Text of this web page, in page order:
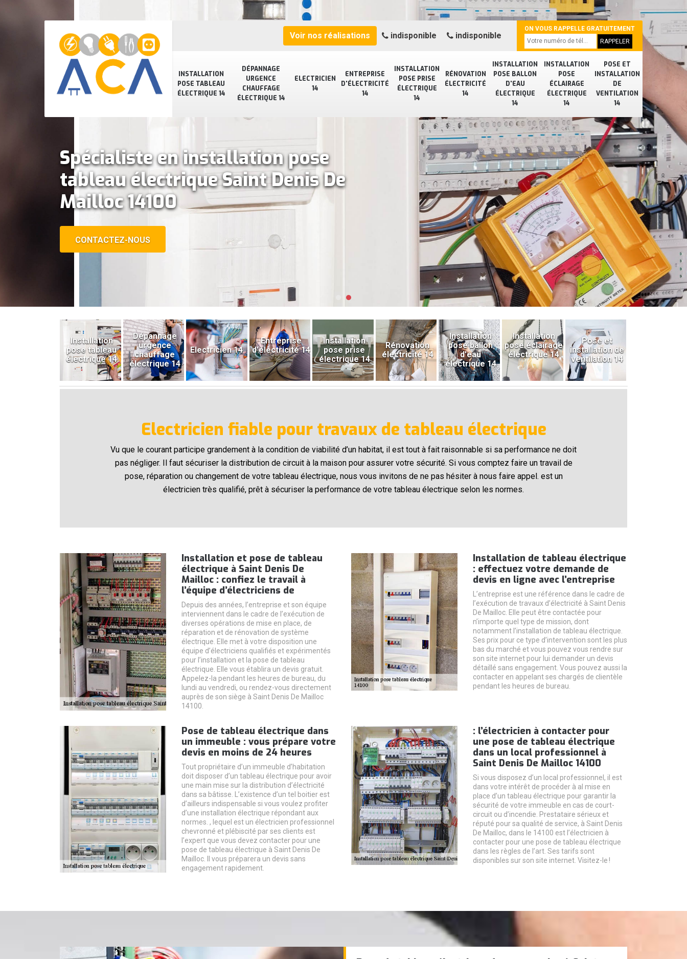
INSTALLATION
POSE TABLEAU
ÉLECTRIQUE 14
DÉPANNAGE
URGENCE
CHAUFFAGE
ÉLECTRIQUE 14
ELECTRICIEN
14
ENTREPRISE
D'ÉLECTRICITÉ
14
INSTALLATION
POSE PRISE
ÉLECTRIQUE
14
RÉNOVATION
ÉLECTRICITÉ
14
INSTALLATION
POSE BALLON
D'EAU
ÉLECTRIQUE
14
INSTALLATION
POSE
ÉCLAIRAGE
ÉLECTRIQUE
14
POSE ET
INSTALLATION
DE
VENTILATION
14
Voir nos réalisations indisponible indisponible
ON VOUS RAPPELLE GRATUITEMENT
Spécialiste en installation pose
tableau électrique Saint Denis De
Mailloc 14100
CONTACTEZ-NOUS
Installation
pose tableau
électrique 14
Dépannage
urgence
chauffage
électrique 14
Electricien 14
Entreprise
d'électricité 14
Installation
pose prise
électrique 14
Rénovation
électricité 14
Installation
pose ballon
d'eau
électrique 14
Installation
pose éclairage
électrique 14
Pose et
installation de
ventilation 14
Electricien fiable pour travaux de tableau électrique
Vu que le courant participe grandement à la condition de viabilité d’un habitat, il est tout à fait raisonnable si sa performance ne doit
pas négliger. Il faut sécuriser la distribution de circuit à la maison pour assurer votre sécurité. Si vous comptez faire un travail de
pose, réparation ou changement de votre tableau électrique, nous vous invitons de ne pas hésiter à nous faire appel. est un
électricien très qualifié, prêt à sécuriser la performance de votre tableau électrique selon les normes.
Installation et pose de tableau
électrique à Saint Denis De
Mailloc : confiez le travail à
l’équipe d’électriciens de
Depuis des années, l’entreprise et son équipe
interviennent dans le cadre de l’exécution de
diverses opérations de mise en place, de
réparation et de rénovation de système
électrique. Elle met à votre disposition une
équipe d’électriciens qualifiés et expérimentés
pour l’installation et la pose de tableau
électrique. Elle vous établira un devis gratuit.
Appelez-la pendant les heures de bureau, du
lundi au vendredi, ou rendez-vous directement
auprès de son siège à Saint Denis De Mailloc
14100.
Installation de tableau électrique
: effectuez votre demande de
devis en ligne avec l’entreprise
L’entreprise est une référence dans le cadre de
l’exécution de travaux d’électricité à Saint Denis
De Mailloc. Elle peut être contactée pour
n’importe quel type de mission, dont
notamment l’installation de tableau électrique.
Ses prix pour ce type d’intervention sont les plus
bas du marché et vous pouvez vous rendre sur
son site internet pour lui demander un devis
détaillé sans engagement. Vous pouvez aussi la
contacter en appelant ses chargés de clientèle
pendant les heures de bureau.
Pose de tableau électrique dans
un immeuble : vous prépare votre
devis en moins de 24 heures
Tout propriétaire d’un immeuble d’habitation
doit disposer d’un tableau électrique pour avoir
une main mise sur la distribution d’électricité
dans sa bâtisse. L’existence d’un tel boitier est
d’ailleurs indispensable si vous voulez profiter
d’une installation électrique répondant aux
normes. , lequel est un électricien professionnel
chevronné et plébiscité par ses clients est
l’expert que vous devez contacter pour une
pose de tableau électrique à Saint Denis De
Mailloc. Il vous préparera un devis sans
engagement rapidement.
: l’électricien à contacter pour
une pose de tableau électrique
dans un local professionnel à
Saint Denis De Mailloc 14100
Si vous disposez d’un local professionnel, il est
dans votre intérêt de procéder à al mise en
place d’un tableau électrique pour garantir la
sécurité de votre immeuble en cas de court-
circuit ou d’incendie. Prestataire sérieux et
réputé pour sa qualité de service, à Saint Denis
De Mailloc, dans le 14100 est l’électricien à
contacter pour une pose de tableau électrique
dans les règles de l’art. Ses tarifs sont
disponibles sur son site internet. Visitez-le !